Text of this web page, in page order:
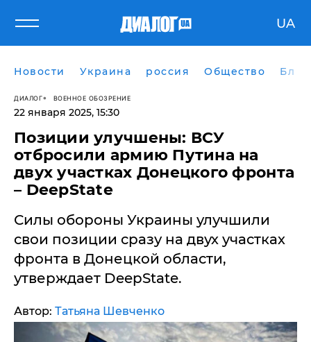
UA
Новости Украина россия Общество
ДИАЛОГ ВОЕННОЕ ОБОЗРЕНИЕ
22 января 2025, 15:30
​Позиции улучшены: ВСУ
отбросили армию Путина на
двух участках Донецкого фронта
– DeepState
Силы обороны Украины улучшили
свои позиции сразу на двух участках
фронта в Донецкой области,
утверждает DeepState.
Автор: Татьяна Шевченко